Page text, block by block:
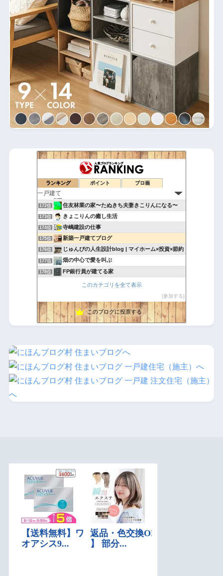
ランキング ポイント ブロ画
豊田一級建築士事務所
平屋の暮らし
170位 50才で自分の理想の家を建てました
171位
172位 住友林業の家〜たぬきち夫妻きこりんになる〜
173位 きょこりんの癒し生活
174位 寺嶋建設の仕事
175位 新築一戸建てブログ
176位 じゅんぴの人生設計blog | マイホーム×投資×節約
177位 畑の中心で愛を叫ぶ
178位 FP銀行員が建てる家
60歳超えたら戸建てに住もう
181位 我が家に我が家が出来るのかぁ
182位 パナホームで建てた体験を包み隠さず公開！
このカテゴリを全て表示
参加する
このブログに投票する